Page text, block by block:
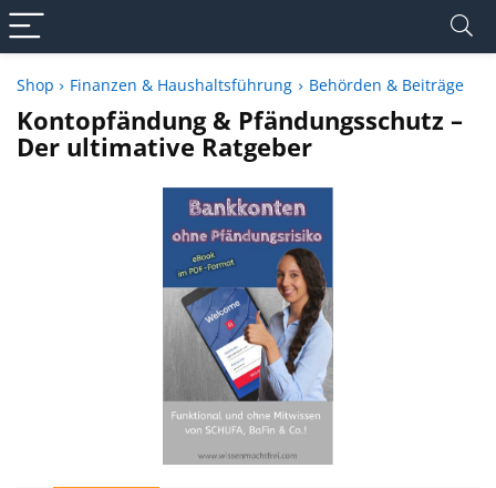
Shop Finanzen & Haushaltsführung Behörden & Beiträge
Kontopfändung & Pfändungsschutz –
Der ultimative Ratgeber